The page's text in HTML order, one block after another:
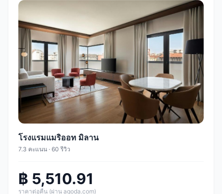
โรงแรมแมริออท มิลาน
7.3 คะแนน · 60 รีวิว
฿ 5,510.91
ราคาต่อคืน (ผ่าน agoda.com)